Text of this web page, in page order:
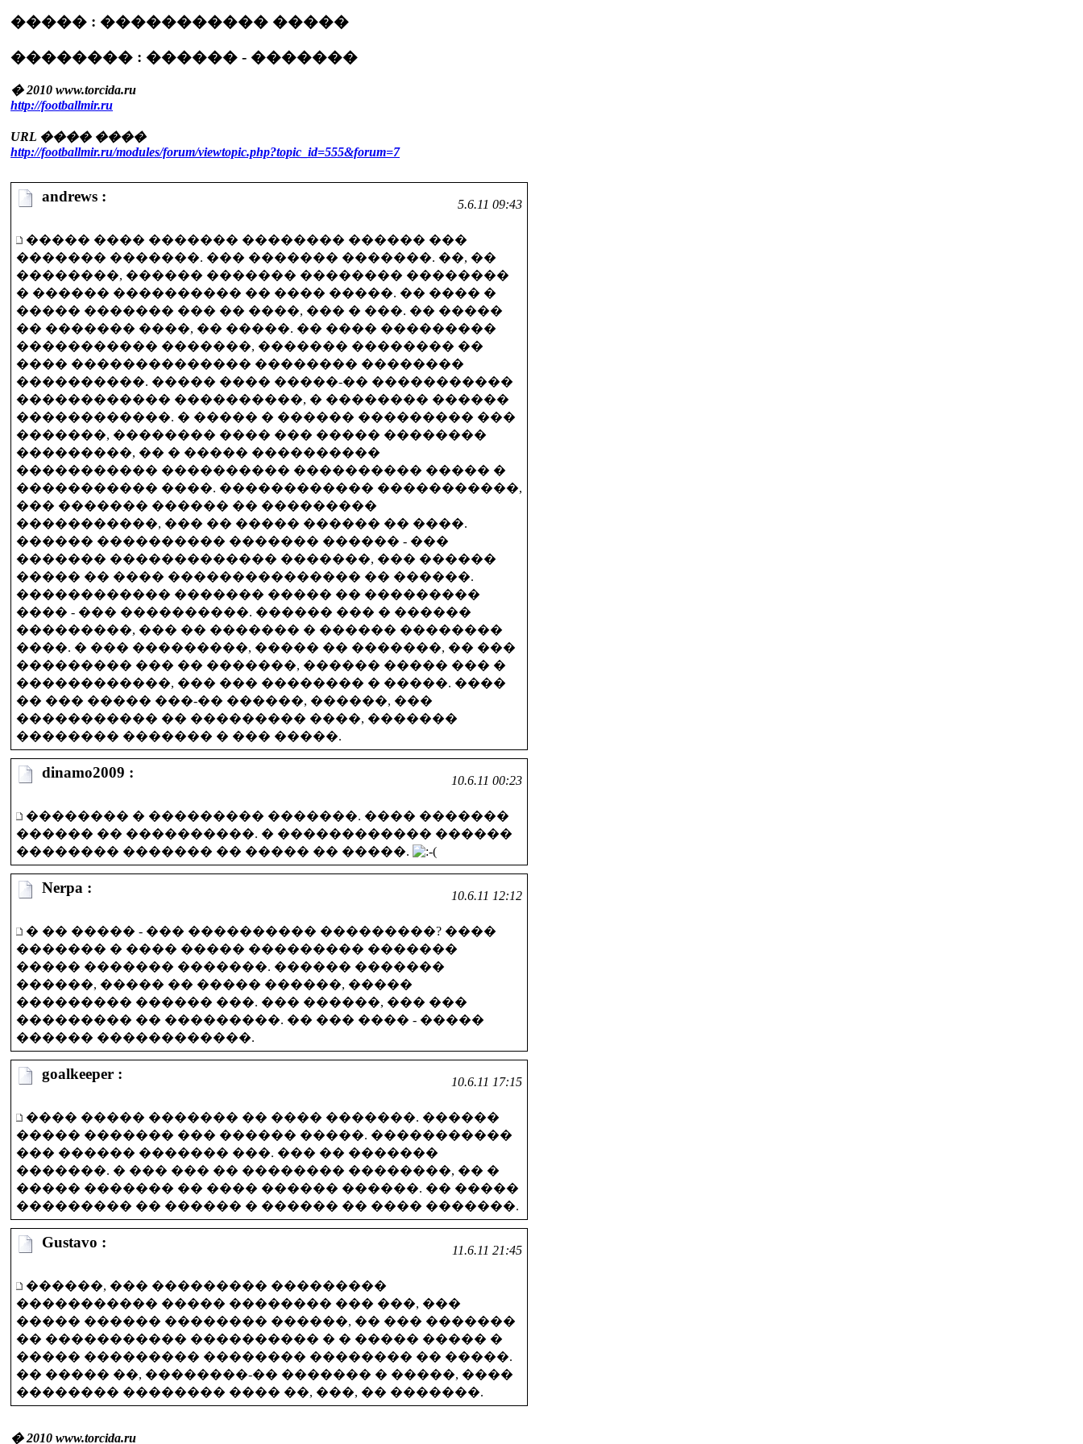
����� : ����������� �����
�������� : ������ - �������
� 2010 www.torcida.ru
http://footballmir.ru
URL ���� ����
http://footballmir.ru/modules/forum/viewtopic.php?topic_id=555&forum=7
andrews : 5.6.11 09:43
����� ���� ������� �������� ������ ���
������� �������. ��� ������� �������. ��, ��
��������, ������ ������� �������� ��������
� ������ ���������� �� ���� �����. �� ���� �
����� ������� ��� �� ����, ��� � ���. �� �����
�� ������� ����, �� �����. �� ���� ���������
����������� �������, ������� �������� ��
���� �������������� �������� ��������
����������. ����� ���� �����-�� �����������
������������ ����������, � �������� ������
������������. � ����� � ������ ��������� ���
�������, �������� ���� ��� ����� ��������
���������, �� � ����� ����������
����������� ���������� ���������� ����� �
����������� ����. ������������ �����������,
��� ������� ������ �� ���������
�����������, ��� �� ����� ������ �� ����.
������ ���������� ������� ������ - ���
������� ������������� �������, ��� ������
����� �� ���� ��������������� �� ������.
������������ ������� ����� �� ���������
���� - ��� ����������. ������ ��� � ������
���������, ��� �� ������� � ������ ��������
����. � ��� ���������, ����� �� �������, �� ���
��������� ��� �� �������, ������ ����� ��� �
������������, ��� ��� �������� � �����. ����
�� ��� ����� ���-�� ������, ������, ���
����������� �� ��������� ����, �������
�������� ������� � ��� �����.
dinamo2009 : 10.6.11 00:23
�������� � ��������� �������. ���� �������
������ �� ����������. � ������������ ������
�������� ������� �� ����� �� �����.
Nerpa : 10.6.11 12:12
� �� ����� - ��� ���������� ���������? ����
������� � ���� ����� ��������� �������
����� ������� �������. ������ �������
������, ����� �� ����� ������, �����
��������� ������ ���. ��� ������, ��� ���
��������� �� ���������. �� ��� ���� - �����
������ ������������.
goalkeeper : 10.6.11 17:15
���� ����� ������� �� ���� �������. ������
����� ������� ��� ������ �����. �����������
��� ������ ������� ���. ��� �� �������
�������. � ��� ��� �� �������� ��������, �� �
����� ������� �� ���� ������ ������. �� �����
��������� �� ������ � ������ �� ���� �������.
Gustavo : 11.6.11 21:45
������, ��� ��������� ���������
����������� ����� �������� ��� ���, ���
����� ������ �������� ������, �� ��� �������
�� ����������� ���������� � � ����� ����� �
����� ��������� �������� �������� �� �����.
�� ����� ��, ��������-�� ������� � �����, ����
�������� �������� ���� ��, ���, �� �������.
� 2010 www.torcida.ru